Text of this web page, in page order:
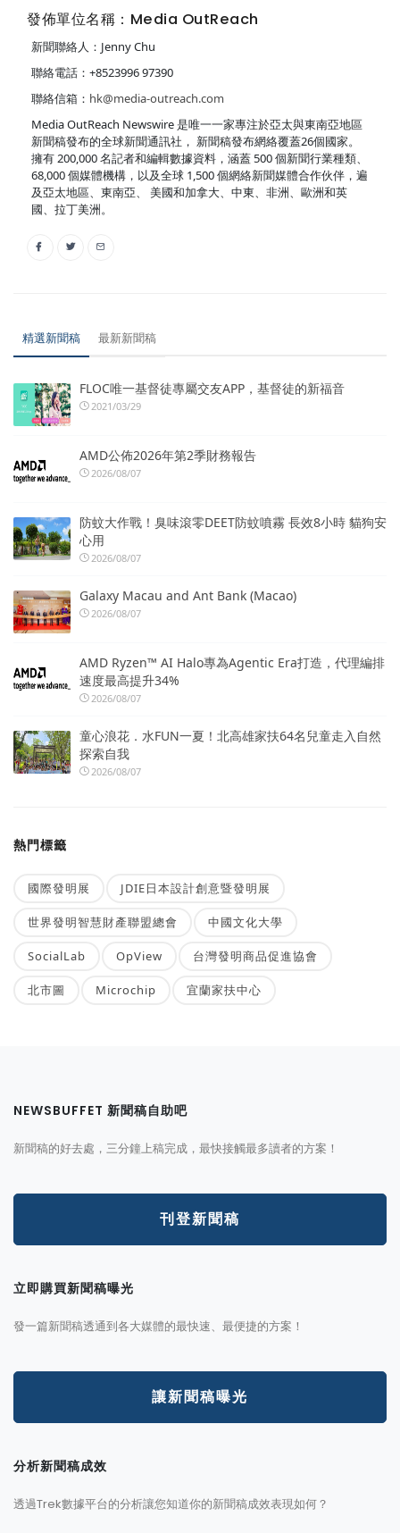
發佈單位名稱：Media OutReach
新聞聯絡人：Jenny Chu
聯絡電話：+8523996 97390
聯絡信箱： hk@media-outreach.com
Media OutReach Newswire 是唯一一家專注於亞太與東南亞地區
新聞稿發布的全球新聞通訊社， 新聞稿發布網絡覆蓋26個國家。
擁有 200,000 名記者和編輯數據資料，涵蓋 500 個新聞行業種類、
68,000 個媒體機構，以及全球 1,500 個網絡新聞媒體合作伙伴，遍
及亞太地區、東南亞、 美國和加拿大、中東、非洲、歐洲和英
國、拉丁美洲。
精選新聞稿 最新新聞稿
FLOC唯一基督徒專屬交友APP，基督徒的新福音
2021/03/29
AMD公佈2026年第2季財務報告
2026/08/07
防蚊大作戰！臭味滾零DEET防蚊噴霧 長效8小時 貓狗安
心用
2026/08/07
Galaxy Macau and Ant Bank (Macao)
2026/08/07
AMD Ryzen™ AI Halo專為Agentic Era打造，代理編排
速度最高提升34%
2026/08/07
童心浪花．水FUN一夏！北高雄家扶64名兒童走入自然
探索自我
2026/08/07
熱門標籤
國際發明展 JDIE日本設計創意暨發明展
世界發明智慧財產聯盟總會 中國文化大學
SocialLab OpView 台灣發明商品促進協會
北市圖 Microchip 宜蘭家扶中心
NEWSBUFFET 新聞稿自助吧
新聞稿的好去處，三分鐘上稿完成，最快接觸最多讀者的方案！
刊登新聞稿
立即購買新聞稿曝光
發一篇新聞稿透通到各大媒體的最快速、最便捷的方案！
讓新聞稿曝光
分析新聞稿成效
透過Trek數據平台的分析讓您知道你的新聞稿成效表現如何？